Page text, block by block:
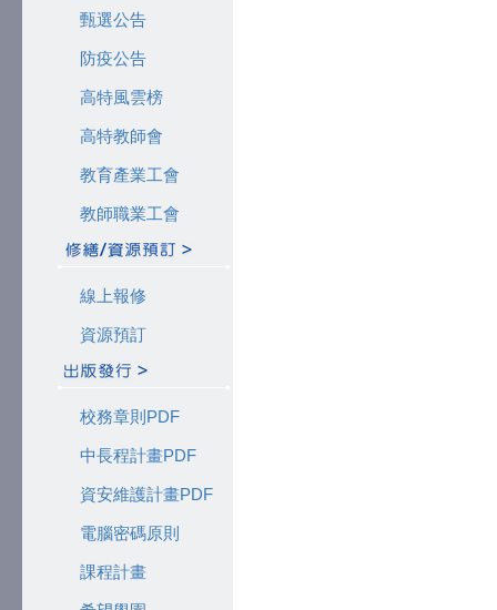
甄選公告
防疫公告
高特風雲榜
高特教師會
教育產業工會
教師職業工會
線上報修
資源預訂
校務章則PDF
中長程計畫PDF
資安維護計畫PDF
電腦密碼原則
課程計畫